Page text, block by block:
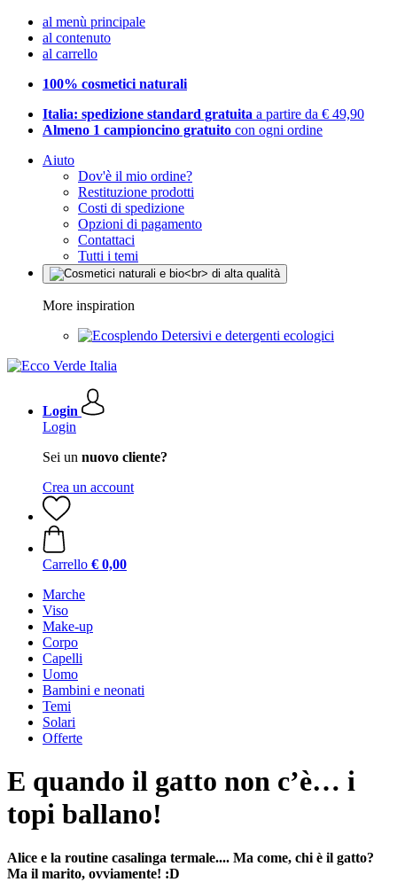
al menù principale
al contenuto
al carrello
100% cosmetici naturali
Italia: spedizione standard gratuita a partire da € 49,90
Almeno 1 campioncino gratuito con ogni ordine
Aiuto
Dov'è il mio ordine?
Restituzione prodotti
Costi di spedizione
Opzioni di pagamento
Contattaci
Tutti i temi
More inspiration
Detersivi e detergenti ecologici
Login
Login
Sei un nuovo cliente?
Crea un account
Carrello € 0,00
Marche
Viso
Make-up
Corpo
Capelli
Uomo
Bambini e neonati
Temi
Solari
Offerte
E quando il gatto non c’è… i
topi ballano!
Alice e la routine casalinga termale.... Ma come, chi è il gatto?
Ma il marito, ovviamente! :D